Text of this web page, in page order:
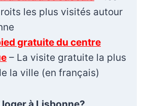
les plus visités autour
gratuite du centre
– La visite gratuite la plus
la ville (en français)